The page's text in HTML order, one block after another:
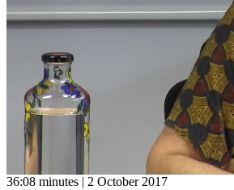
36:08 minutes | 2 October 2017